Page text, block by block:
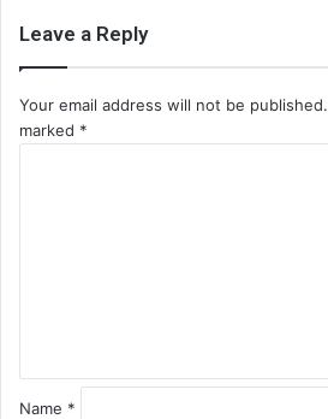
Leave a Reply
Your email address will not be published.
marked *
Name *